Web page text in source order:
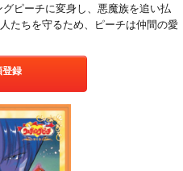
ピーチに変身し、悪魔族を追い払
たちを守るため、ピーチは仲間の愛
登録